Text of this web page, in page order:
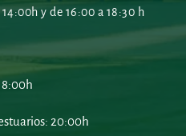
y de 16:00 a 18:30 h
20:00h